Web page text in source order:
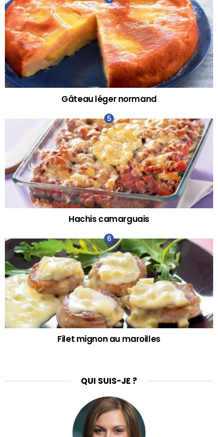
Gâteau léger normand
Hachis camarguais
Filet mignon au maroilles
QUI SUIS-JE ?